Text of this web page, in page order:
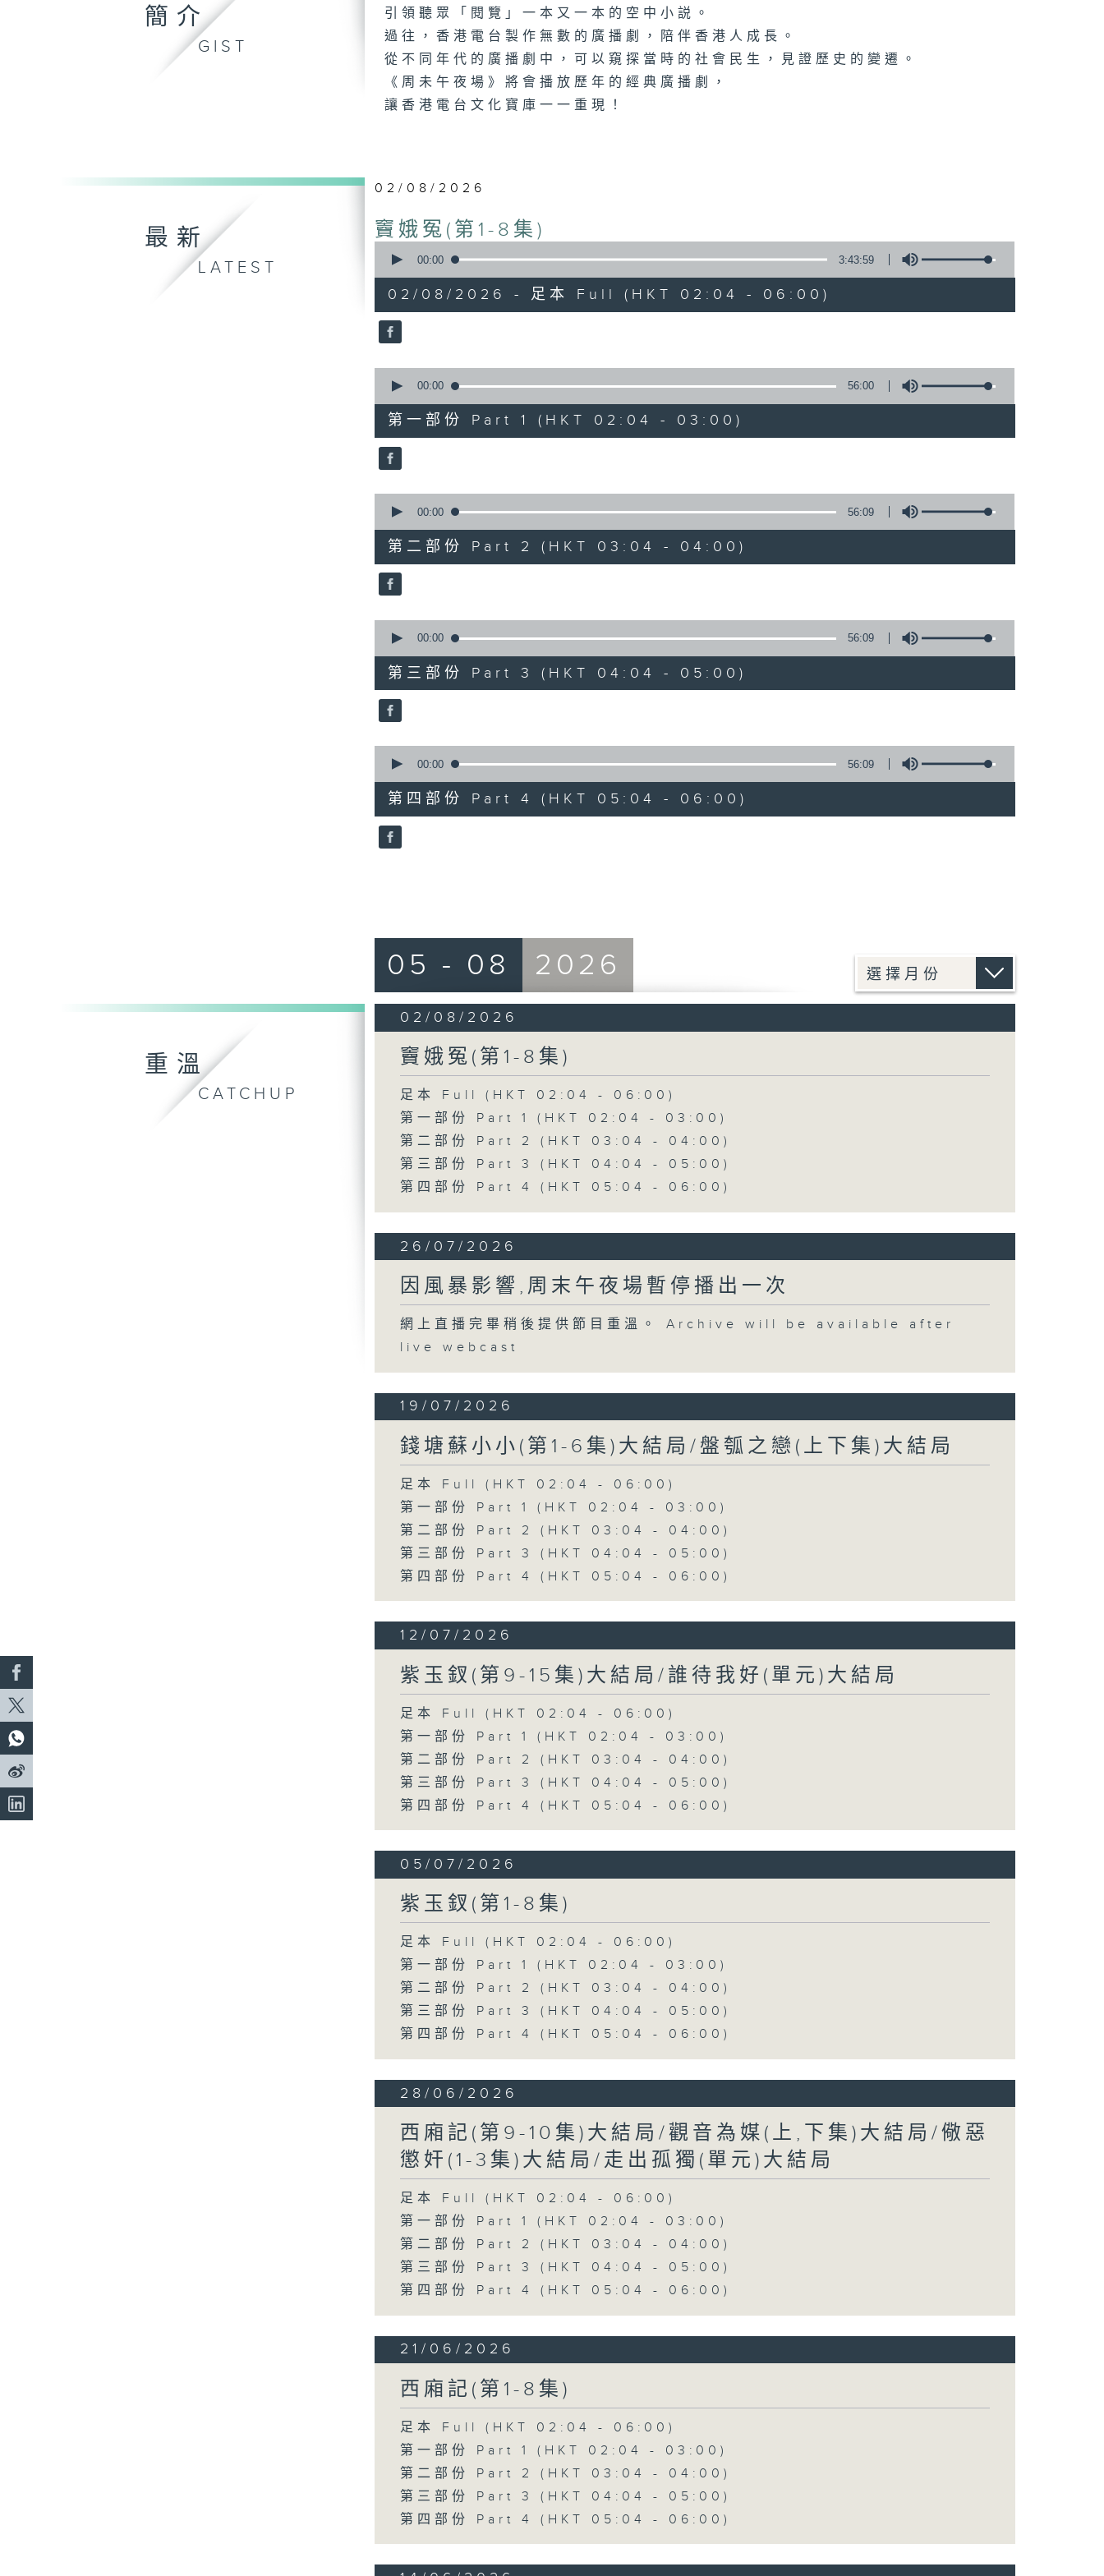
簡介
GIST
引領聽眾「閱覽」一本又一本的空中小説。
過往，香港電台製作無數的廣播劇，陪伴香港人成長。
從不同年代的廣播劇中，可以窺探當時的社會民生，見證歷史的變遷。
《周未午夜場》將會播放歷年的經典廣播劇，
讓香港電台文化寶庫一一重現！
最新
LATEST
02/08/2026
竇娥冤(第1-8集)
seconds
hours,
43
minutes,
59
90%
00:00 3:43:59
02/08/2026 - 足本 Full (HKT 02:04 - 06:00)
seconds
56
minutes,
0
seconds
90%
00:00 56:00
第一部份 Part 1 (HKT 02:04 - 03:00)
seconds
56
minutes,
9
seconds
90%
00:00 56:09
第二部份 Part 2 (HKT 03:04 - 04:00)
seconds
56
minutes,
9
seconds
90%
00:00 56:09
第三部份 Part 3 (HKT 04:04 - 05:00)
seconds
56
minutes,
9
seconds
90%
00:00 56:09
第四部份 Part 4 (HKT 05:04 - 06:00)
重溫
CATCHUP
05 - 08 2026
02/08/2026
竇娥冤(第1-8集)
足本 Full (HKT 02:04 - 06:00)
第一部份 Part 1 (HKT 02:04 - 03:00)
第二部份 Part 2 (HKT 03:04 - 04:00)
第三部份 Part 3 (HKT 04:04 - 05:00)
第四部份 Part 4 (HKT 05:04 - 06:00)
26/07/2026
因風暴影響,周末午夜場暫停播出一次
網上直播完畢稍後提供節目重溫。 Archive will be available after
live webcast
19/07/2026
錢塘蘇小小(第1-6集)大結局/盤瓠之戀(上下集)大結局
足本 Full (HKT 02:04 - 06:00)
第一部份 Part 1 (HKT 02:04 - 03:00)
第二部份 Part 2 (HKT 03:04 - 04:00)
第三部份 Part 3 (HKT 04:04 - 05:00)
第四部份 Part 4 (HKT 05:04 - 06:00)
12/07/2026
紫玉釵(第9-15集)大結局/誰待我好(單元)大結局
足本 Full (HKT 02:04 - 06:00)
第一部份 Part 1 (HKT 02:04 - 03:00)
第二部份 Part 2 (HKT 03:04 - 04:00)
第三部份 Part 3 (HKT 04:04 - 05:00)
第四部份 Part 4 (HKT 05:04 - 06:00)
05/07/2026
紫玉釵(第1-8集)
足本 Full (HKT 02:04 - 06:00)
第一部份 Part 1 (HKT 02:04 - 03:00)
第二部份 Part 2 (HKT 03:04 - 04:00)
第三部份 Part 3 (HKT 04:04 - 05:00)
第四部份 Part 4 (HKT 05:04 - 06:00)
28/06/2026
西廂記(第9-10集)大結局/觀音為媒(上,下集)大結局/儆惡
懲奸(1-3集)大結局/走出孤獨(單元)大結局
足本 Full (HKT 02:04 - 06:00)
第一部份 Part 1 (HKT 02:04 - 03:00)
第二部份 Part 2 (HKT 03:04 - 04:00)
第三部份 Part 3 (HKT 04:04 - 05:00)
第四部份 Part 4 (HKT 05:04 - 06:00)
21/06/2026
西廂記(第1-8集)
足本 Full (HKT 02:04 - 06:00)
第一部份 Part 1 (HKT 02:04 - 03:00)
第二部份 Part 2 (HKT 03:04 - 04:00)
第三部份 Part 3 (HKT 04:04 - 05:00)
第四部份 Part 4 (HKT 05:04 - 06:00)